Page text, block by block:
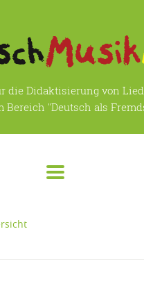
die Didaktisierung von
"Deutsch als